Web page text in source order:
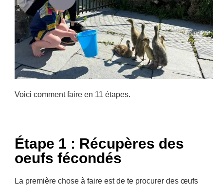
Voici comment faire en 11 étapes.
Étape 1 : Récupères des
oeufs fécondés
La première chose à faire est de te procurer des œufs